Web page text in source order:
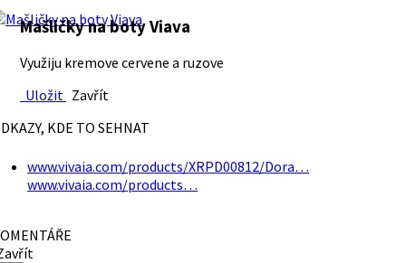
Mašličky na boty Viava
Využiju kremove cervene a ruzove
Uložit Zavřít
KDE TO SEHNAT
www.vivaia.com/products/XRPD00812/Dora…
www.vivaia.com/products…